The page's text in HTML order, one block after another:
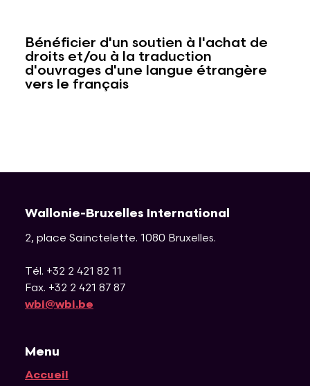
Bénéficier d'un soutien à l'achat de
droits et/ou à la traduction
d'ouvrages d'une langue étrangère
vers le français
Wallonie-Bruxelles International
2, place Sainctelette. 1080 Bruxelles.
Tél. +32 2 421 82 11
Fax. +32 2 421 87 87
wbi@wbi.be
Menu
Accueil